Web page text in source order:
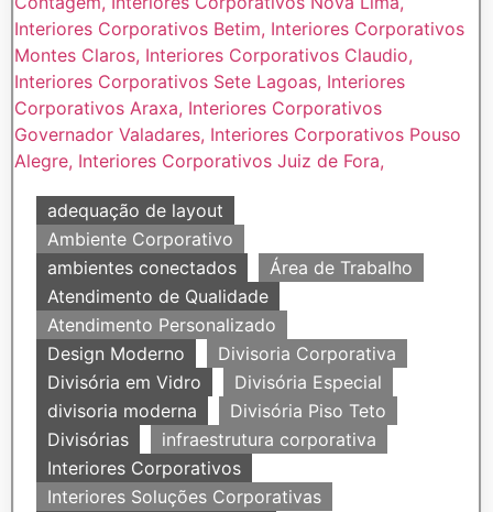
adequação de layout
Ambiente Corporativo
ambientes conectados
Área de Trabalho
Atendimento de Qualidade
Atendimento Personalizado
Design Moderno
Divisoria Corporativa
Divisória em Vidro
Divisória Especial
divisoria moderna
Divisória Piso Teto
Divisórias
infraestrutura corporativa
Interiores Corporativos
Interiores Soluções Corporativas